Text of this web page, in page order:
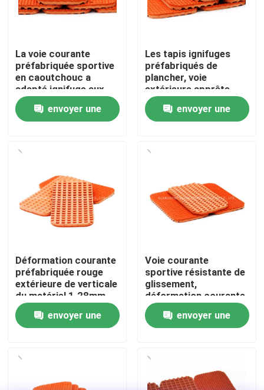
Accueil
Produits
Vidéos
Visite de l'usine
Nous contacter
Nouvelles
Demander un devis
La voie courante
préfabriquée sportive
en caoutchouc a
adapté ignifuge aux
besoins du client
envoyer une
Les tapis ignifuges
préfabriqués de
plancher, voie
extérieure apprête
utilisation de piste
envoyer une
Déformation courante
préfabriquée rouge
extérieure de verticale
du matériel 1.28mm
de voie
envoyer une
Voie courante
sportive résistante de
glissement,
déformation courante
en caoutchouc de la
voie 1.28mmenvoyer une